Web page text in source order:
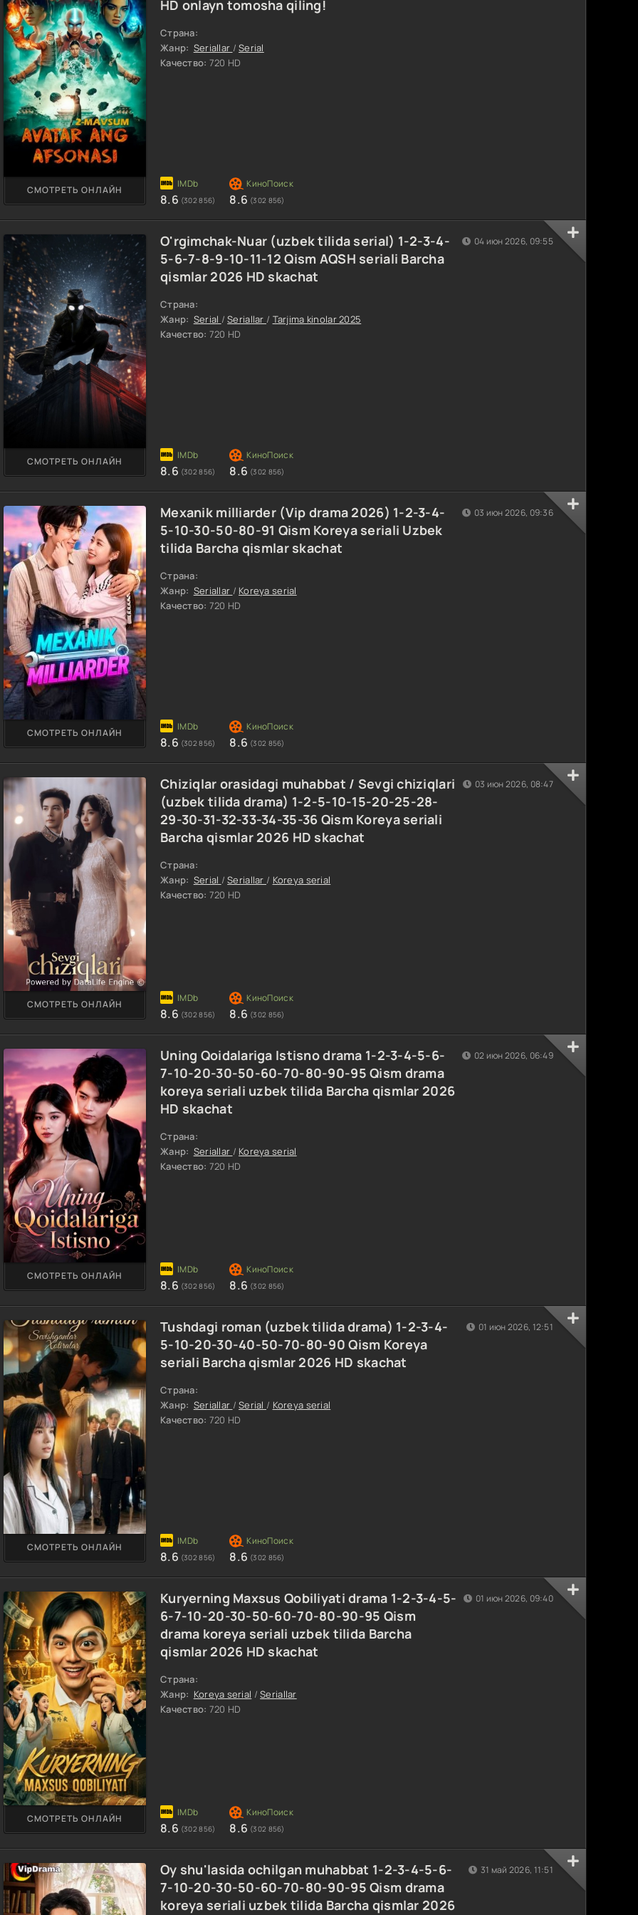
HD onlayn tomosha qiling!
Страна:
Жанр: Seriallar /Serial
Качество: 720 HD
СМОТРЕТЬ ОНЛАЙН
8.6 (302 856) 8.6 (302 856)
O'rgimchak-Nuar (uzbek tilida serial) 1-2-3-4-
5-6-7-8-9-10-11-12 Qism AQSH seriali Barcha
qismlar 2026 HD skachat
Страна:
Жанр: Serial /Seriallar / Tarjima kinolar 2025
Качество: 720 HD
СМОТРЕТЬ ОНЛАЙН
8.6 (302 856) 8.6 (302 856)
04 июн 2026, 09:55
Mexanik milliarder (Vip drama 2026) 1-2-3-4-
5-10-30-50-80-91 Qism Koreya seriali Uzbek
tilida Barcha qismlar skachat
Страна:
Жанр: Seriallar / Koreya serial
Качество: 720 HD
СМОТРЕТЬ ОНЛАЙН
8.6 (302 856) 8.6 (302 856)
03 июн 2026, 09:36
Chiziqlar orasidagi muhabbat / Sevgi chiziqlari
(uzbek tilida drama) 1-2-5-10-15-20-25-28-
29-30-31-32-33-34-35-36 Qism Koreya seriali
Barcha qismlar 2026 HD skachat
Страна:
Жанр: Serial /Seriallar / Koreya serial
Качество: 720 HD
СМОТРЕТЬ ОНЛАЙН
8.6 (302 856) 8.6 (302 856)
03 июн 2026, 08:47
Uning Qoidalariga Istisno drama 1-2-3-4-5-6-
7-10-20-30-50-60-70-80-90-95 Qism drama
koreya seriali uzbek tilida Barcha qismlar 2026
HD skachat
Страна:
Жанр: Seriallar / Koreya serial
Качество: 720 HD
СМОТРЕТЬ ОНЛАЙН
8.6 (302 856) 8.6 (302 856)
02 июн 2026, 06:49
Tushdagi roman (uzbek tilida drama) 1-2-3-4-
5-10-20-30-40-50-70-80-90 Qism Koreya
seriali Barcha qismlar 2026 HD skachat
Страна:
Жанр: Seriallar /Serial / Koreya serial
Качество: 720 HD
СМОТРЕТЬ ОНЛАЙН
8.6 (302 856) 8.6 (302 856)
01 июн 2026, 12:51
Kuryerning Maxsus Qobiliyati drama 1-2-3-4-5-
6-7-10-20-30-50-60-70-80-90-95 Qism
drama koreya seriali uzbek tilida Barcha
qismlar 2026 HD skachat
Страна:
Жанр: Koreya serial /Seriallar
Качество: 720 HD
СМОТРЕТЬ ОНЛАЙН
8.6 (302 856) 8.6 (302 856)
01 июн 2026, 09:40
Oy shu'lasida ochilgan muhabbat 1-2-3-4-5-6-
7-10-20-30-50-60-70-80-90-95 Qism drama
koreya seriali uzbek tilida Barcha qismlar 2026
31 май 2026, 11:51